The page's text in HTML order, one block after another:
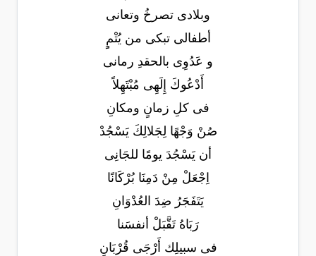
وبلادى تصرخُ وتعانى
أطفالى تبكى من يُتْمٍٍ
و عَدُوِى بالحقدِ رمانى
أَدْعُوكَ إِلَهِى مُبْتَهِلاً
فى كلِ زمانٍ ومكانِ
صُنْ وَجْهًا لِجَلالِكَ يَسْجُدْ
أن يَسْجُدَ يومًا للجَانِى
اِجْعَلْ مِنْ دَمِنَا بُرْكَانًا
يَتَفَجَرُ ضِدَ العُدْوَانِ
رَبَاهُ تَقَّبَلْ أنفسَنا
فى سبيلِك أَرْجَى قُرْبَانِ